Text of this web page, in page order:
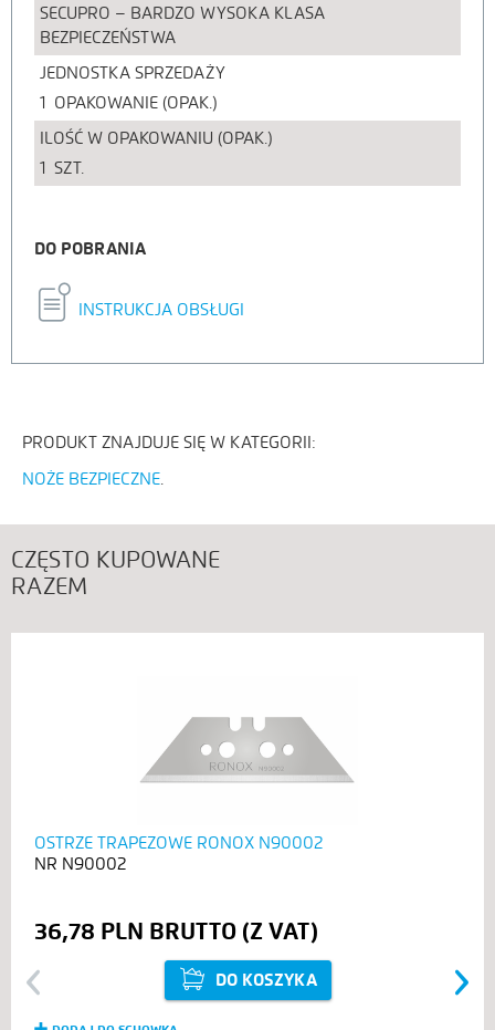
SECUPRO – BARDZO WYSOKA KLASA
BEZPIECZEŃSTWA
JEDNOSTKA SPRZEDAŻY
1 OPAKOWANIE (OPAK.)
ILOŚĆ W OPAKOWANIU (OPAK.)
1 SZT.
DO POBRANIA
INSTRUKCJA OBSŁUGI
PRODUKT ZNAJDUJE SIĘ W KATEGORII:
NOŻE BEZPIECZNE
CZĘSTO KUPOWANE
RAZEM
Previous
OSTRZE TRAPEZOWE RONOX N90002
N90002
36,78 PLN
DO KOSZYKA Next